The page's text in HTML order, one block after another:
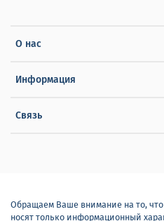
О нас
Информация
Связь
Обращаем Ваше внимание на то,
носят только информационный